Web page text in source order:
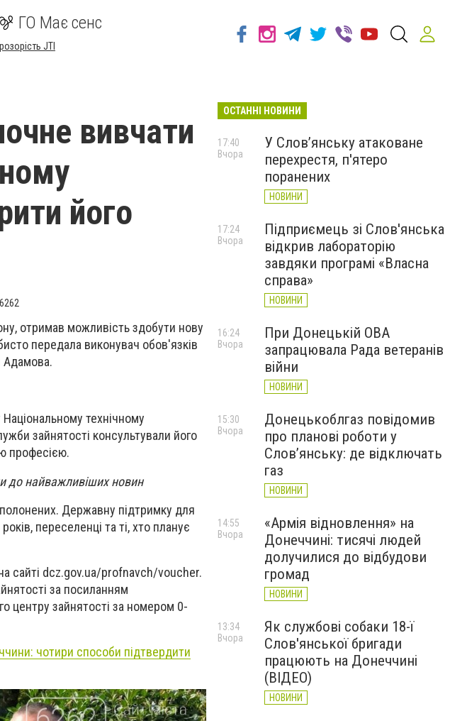
ГО Має сенс
JTI
вивчати
його
отримав можливість здобути нову
передала виконувач обов'язків
Адамова.
технічному
зайнятості консультували його
професією.
до найважливіших новин
Державну підтримку для
переселенці та ті, хто планує
сайті dcz.gov.ua/profnavch/voucher.
за посиланням
центру зайнятості за номером 0-
чотири способи підтвердити
ОСТАННІ НОВИНИ
У Слов’янську атаковане
перехрестя, п'ятеро
поранених
НОВИНИ
17:40
Вчора
Підприємець зі Слов'янська
відкрив лабораторію
завдяки програмі «Власна
справа»
НОВИНИ
17:24
Вчора
При Донецькій ОВА
запрацювала Рада ветеранів
війни
НОВИНИ
16:24
Вчора
Донецькоблгаз повідомив
про планові роботи у
Слов’янську: де відключать
газ
НОВИНИ
15:30
Вчора
«Армія відновлення» на
Донеччині: тисячі людей
долучилися до відбудови
громад
НОВИНИ
14:55
Вчора
Як службові собаки 18-ї
Слов'янської бригади
працюють на Донеччині
(ВІДЕО)
НОВИНИ
13:34
Вчора